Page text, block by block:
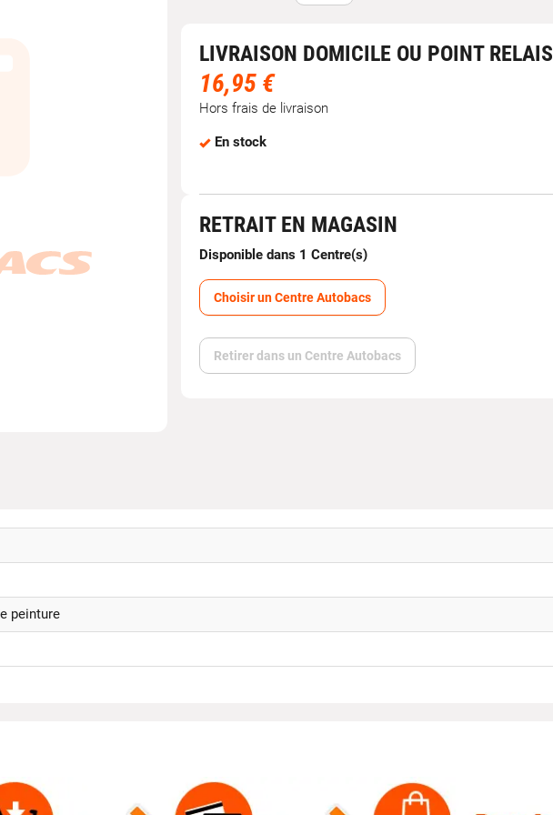
LIVRAISON DOMICILE OU POINT RELAIS
16,95 €
Hors frais de livraison
En stock
RETRAIT EN MAGASIN
Disponible dans 1 Centre(s)
Choisir un Centre Autobacs
Retirer dans un Centre Autobacs
peinture